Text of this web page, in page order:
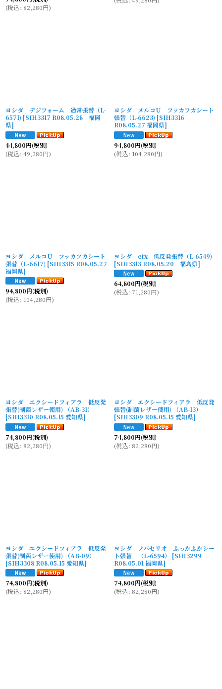
(税込: 82,280円)
ヨシダ デジフォーム 通常張替（L-
6571) [SIH3317 R08.05.28 福岡
県]
44,800円(税別)
(税込: 49,280円)
ヨシダ メルコU フッカフカシート
張替（L-6623) [SIH3316
R08.05.27 福岡県]
94,800円(税別)
(税込: 104,280円)
ヨシダ メルコU フッカフカシート
張替（L-6617) [SIH3315 R08.05.27
福岡県]
94,800円(税別)
(税込: 104,280円)
ヨシダ efx 低反発張替（L-6549)
[SIH3313 R08.05.20 福島県]
64,800円(税別)
(税込: 71,280円)
ヨシダ エクシードフィアラ 低反発
張替(制菌レザー使用) （AB-31）
[SIH3310 R08.05.15 愛知県]
74,800円(税別)
(税込: 82,280円)
ヨシダ エクシードフィアラ 低反発
張替(制菌レザー使用) （AB-13）
[SIH3309 R08.05.15 愛知県]
74,800円(税別)
(税込: 82,280円)
ヨシダ エクシードフィアラ 低反発
張替(制菌レザー使用) （AB-09）
[SIH3308 R08.05.15 愛知県]
74,800円(税別)
(税込: 82,280円)
ヨシダ ノバセリオ ふっかふかシー
ト張替 （L-6594）
[SIH3299
R08.05.01 福岡県]
74,800円(税別)
(税込: 82,280円)